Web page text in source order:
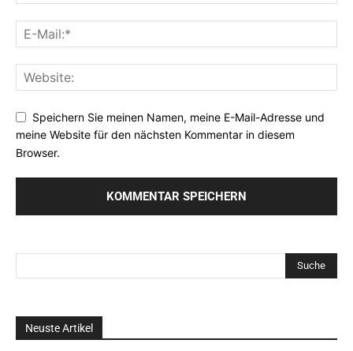
Speichern Sie meinen Namen, meine E-Mail-Adresse und
meine Website für den nächsten Kommentar in diesem
Browser.
Neuste Artikel